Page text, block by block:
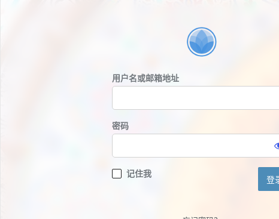
用户名或邮箱地址
密码
记住我